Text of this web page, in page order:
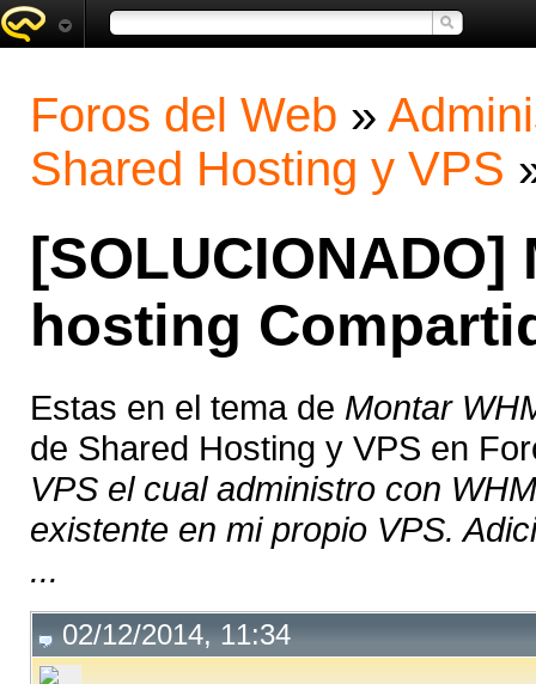
Foros del Web »
Shared Hosting y VPS
hosting
Estas en el tema de Montar
de Shared Hosting y VPS en
VPS el cual administro con
existente en mi propio VPS.
...
02/12/2014, 11:34